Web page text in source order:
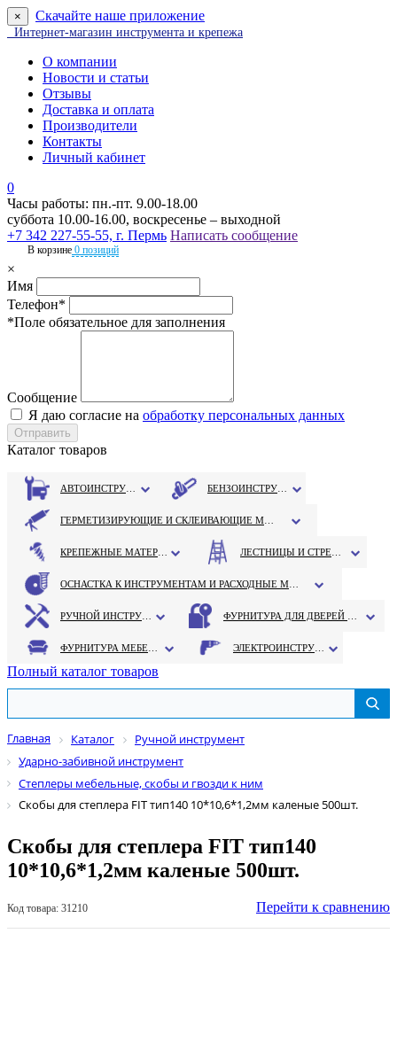
× Скачайте наше приложение
Интернет-магазин инструмента и крепежа
О компании
Новости и статьи
Отзывы
Доставка и оплата
Производители
Контакты
Личный кабинет
0
Часы работы: пн.-пт. 9.00-18.00
суббота 10.00-16.00, воскресенье – выходной
+7 342 227-55-55, г. Пермь Написать сообщение
В корзине 0 позиций
×
Имя
Телефон*
*Поле обязательное для заполнения
Сообщение
Я даю согласие на обработку персональных данных
Каталог товаров
Полный каталог товаров
Главная Каталог
Ручной инструмент
Ударно-забивной инструмент
Степлеры мебельные, скобы и гвозди к ним
Скобы для степлера FIT тип140 10*10,6*1,2мм каленые 500шт.
Скобы для степлера FIT тип140
10*10,6*1,2мм каленые 500шт.
Код товара: 31210 Перейти к сравнению